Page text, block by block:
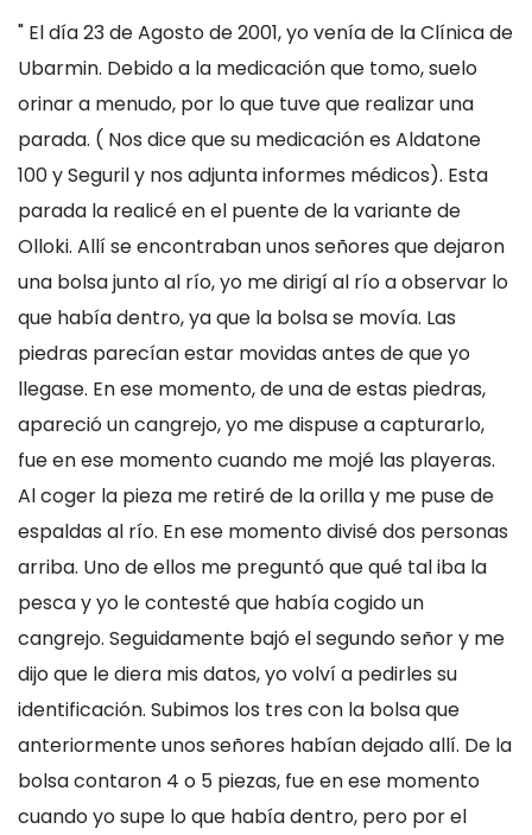
" El día 23 de Agosto de 2001, yo venía de la Clínica de
Ubarmin. Debido a la medicación que tomo, suelo
orinar a menudo, por lo que tuve que realizar una
parada. ( Nos dice que su medicación es Aldatone
100 y Seguril y nos adjunta informes médicos). Esta
parada la realicé en el puente de la variante de
Olloki. Allí se encontraban unos señores que dejaron
una bolsa junto al río, yo me dirigí al río a observar lo
que había dentro, ya que la bolsa se movía. Las
piedras parecían estar movidas antes de que yo
llegase. En ese momento, de una de estas piedras,
apareció un cangrejo, yo me dispuse a capturarlo,
fue en ese momento cuando me mojé las playeras.
Al coger la pieza me retiré de la orilla y me puse de
espaldas al río. En ese momento divisé dos personas
arriba. Uno de ellos me preguntó que qué tal iba la
pesca y yo le contesté que había cogido un
cangrejo. Seguidamente bajó el segundo señor y me
dijo que le diera mis datos, yo volví a pedirles su
identificación. Subimos los tres con la bolsa que
anteriormente unos señores habían dejado allí. De la
bolsa contaron 4 o 5 piezas, fue en ese momento
cuando yo supe lo que había dentro, pero por el